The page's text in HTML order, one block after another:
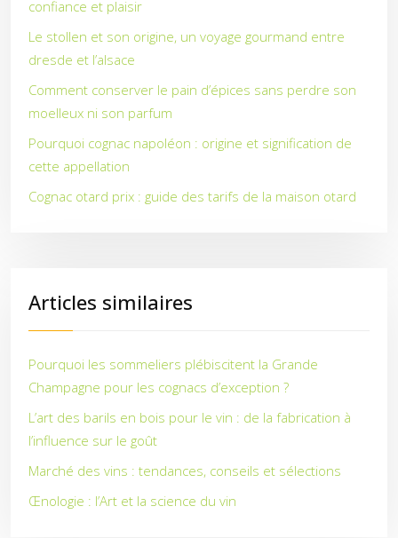
confiance et plaisir
Le stollen et son origine, un voyage gourmand entre
dresde et l’alsace
Comment conserver le pain d’épices sans perdre son
moelleux ni son parfum
Pourquoi cognac napoléon : origine et signification de
cette appellation
Cognac otard prix : guide des tarifs de la maison otard
Articles similaires
Pourquoi les sommeliers plébiscitent la Grande
Champagne pour les cognacs d’exception ?
L’art des barils en bois pour le vin : de la fabrication à
l’influence sur le goût
Marché des vins : tendances, conseils et sélections
Œnologie : l’Art et la science du vin